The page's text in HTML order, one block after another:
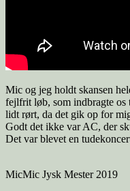
Mic og jeg holdt skansen
fejlfrit løb, som indbragte os
lidt rørt, da det gik op for
Godt det ikke var AC, der
Det var blevet en
MicMic Jysk Mester 2019